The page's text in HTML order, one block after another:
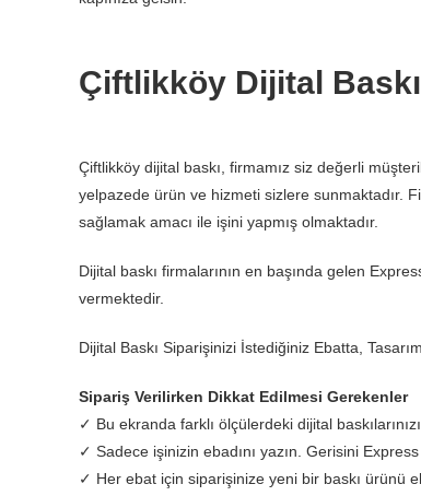
Çiftlikköy Dijital Baskı
Çiftlikköy dijital baskı, firmamız siz değerli
yelpazede ürün ve hizmeti sizlere sunmaktadır.
sağlamak amacı ile işini yapmış olmaktadır.
Dijital baskı firmalarının en başında gelen
vermektedir.
Dijital Baskı Siparişinizi İstediğiniz Ebatta,
Sipariş Verilirken Dikkat Edilmesi Gerekenler
✓ Bu ekranda farklı ölçülerdeki dijital
✓ Sadece işinizin ebadını yazın. Gerisini Express
✓ Her ebat için siparişinize yeni bir baskı ürünü